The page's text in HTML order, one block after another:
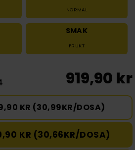
NORMAL
SMAK
FRUKT
919,90 kr
KR (30,99KR/DOSA)
KR (30,66KR/DOSA)